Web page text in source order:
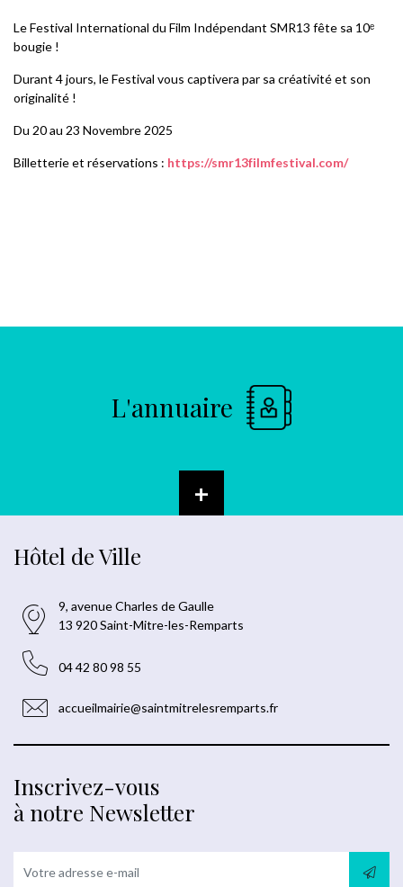
Le Festival International du Film Indépendant SMR13 fête sa 10ᵉ
bougie !
Durant 4 jours, le Festival vous captivera par sa créativité et son
originalité !
Du 20 au 23 Novembre 2025
Billetterie et réservations : https://smr13filmfestival.com/
L'annuaire
+
Hôtel de Ville
9, avenue Charles de Gaulle
13 920 Saint-Mitre-les-Remparts
04 42 80 98 55
accueilmairie@saintmitrelesremparts.fr
Inscrivez-vous
à notre Newsletter